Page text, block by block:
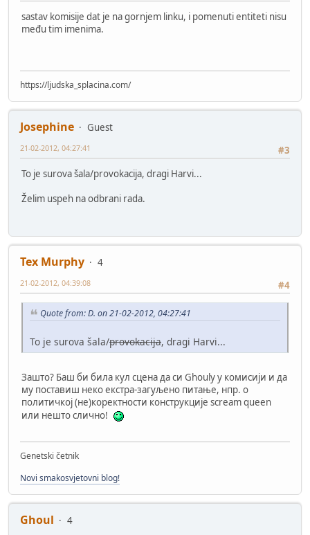
sastav komisije dat je na gornjem linku, i pomenuti entiteti nisu
među tim imenima.
https://ljudska_splacina.com/
Josephine
Guest
#3
21-02-2012, 04:27:41
To je surova šala/provokacija, dragi Harvi...
Želim uspeh na odbrani rada.
Tex Murphy
4
#4
21-02-2012, 04:39:08
Quote from: D. on 21-02-2012, 04:27:41
To je surova šala/provokacija, dragi Harvi...
Зашто? Баш би била кул сцена да си Ghoulу у комисији и да
му поставиш неко екстра-загуљено питање, нпр. о
политичкој (не)коректности конструкције scream queen
или нешто слично!
Genetski četnik
Novi smakosvjetovni blog!
Ghoul
4